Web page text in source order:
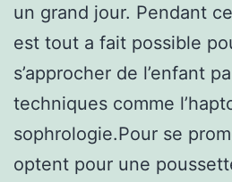
un grand jour. Pendant
est tout a fait possible
s’approcher de l’enfant
techniques comme
sophrologie.Pour se
optent pour une